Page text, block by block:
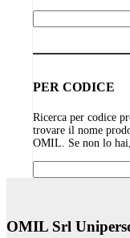
PER CODICE
Ricerca per codice
trovare il nome
OMIL. Se non lo hai,
OMIL Srl